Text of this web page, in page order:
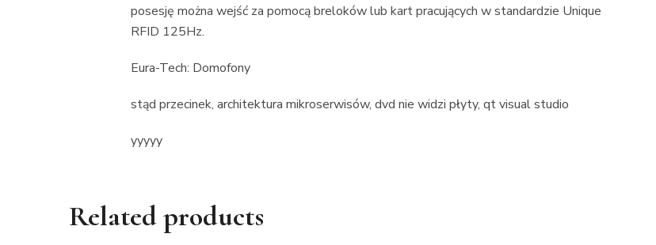
posesję można wejść za pomocą breloków lub kart pracujących w standardzie Unique
RFID 125Hz.
Eura-Tech: Domofony
stąd przecinek, architektura mikroserwisów, dvd nie widzi płyty, qt visual studio
yyyyy
Related products